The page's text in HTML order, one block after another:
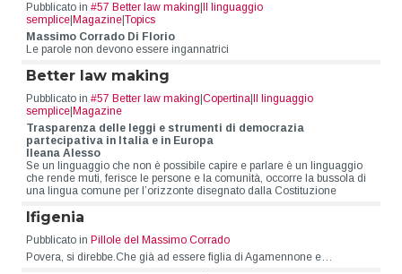
Pubblicato in #57 Better law making
Il linguaggio
semplice Magazine Topics
Massimo Corrado Di Florio
Le parole non devono essere ingannatrici
Better law making
Pubblicato in #57 Better law making Copertina
Il linguaggio
semplice Magazine
Trasparenza delle leggi e strumenti di democrazia
partecipativa in Italia e in Europa
Ileana Alesso
Se un linguaggio che non è possibile capire e parlare è un linguaggio
che rende muti, ferisce le persone e la comunità, occorre la bussola di
una lingua comune per l’orizzonte disegnato dalla Costituzione
Ifigenia
Pubblicato in Pillole del Massimo Corrado
Povera, si direbbe.Che già ad essere figlia di Agamennone e…